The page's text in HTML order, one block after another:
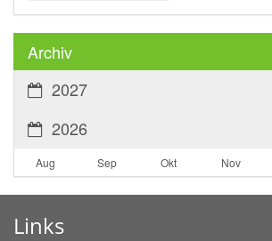
Archiv
2027
2026
Aug Sep Okt Nov
Links